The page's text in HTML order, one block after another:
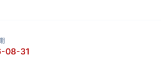
08-31